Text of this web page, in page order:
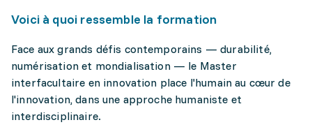
Voici à quoi ressemble la formation
Face aux grands défis contemporains — durabilité,
numérisation et mondialisation — le Master
interfacultaire en innovation place l'humain au cœur de
l'innovation, dans une approche humaniste et
interdisciplinaire.